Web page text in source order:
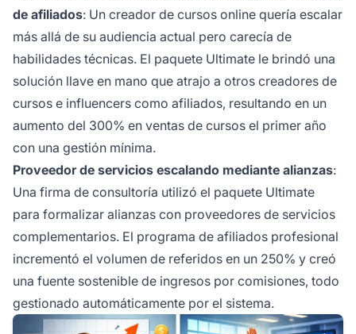
de afiliados: Un creador de cursos online quería escalar
más allá de su audiencia actual pero carecía de
habilidades técnicas. El paquete Ultimate le brindó una
solución llave en mano que atrajo a otros creadores de
cursos e influencers como afiliados, resultando en un
aumento del 300% en ventas de cursos el primer año
con una gestión mínima.
Proveedor de servicios escalando mediante alianzas:
Una firma de consultoría utilizó el paquete Ultimate
para formalizar alianzas con proveedores de servicios
complementarios. El programa de afiliados profesional
incrementó el volumen de referidos en un 250% y creó
una fuente sostenible de ingresos por comisiones, todo
gestionado automáticamente por el sistema.